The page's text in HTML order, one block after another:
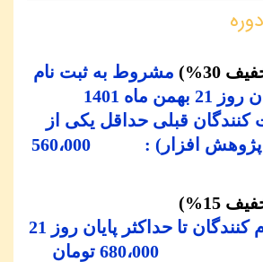
30%)
مشروط به ثبت نام
ماه 1401
قبلی حداقل یکی از
دوره های آکادمی پژوهش افزار) : 560،000
15%)
برای ثبت نام کنندگان تا حداکثر پایان روز 21